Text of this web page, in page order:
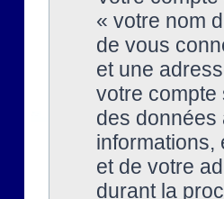
« votre nom
de vous
et une
votre compte
des données
informations,
et de votre
durant la